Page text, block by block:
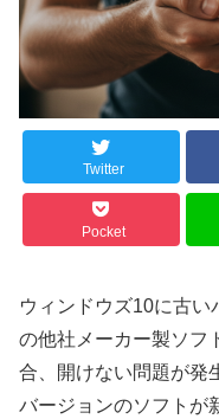
Twitter
Pocket
ウィンドウズ10に古い
の他社メーカー製ソフ
合、開けない問題が発
バージョンのソフトが